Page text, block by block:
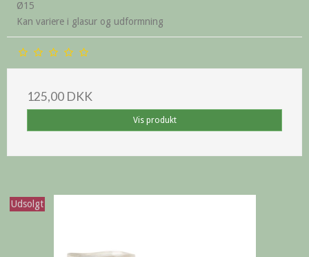
Ø15
Kan variere i glasur og udformning
125,00 DKK
Vis produkt
Udsolgt